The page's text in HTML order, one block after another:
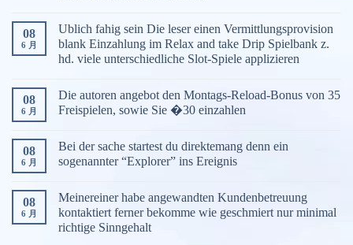
08
6 月
Ublich fahig sein Die leser einen Vermittlungsprovision
blank Einzahlung im Relax and take Drip Spielbank z.
hd. viele unterschiedliche Slot-Spiele applizieren
08
6 月
Die autoren angebot den Montags-Reload-Bonus von 35
Freispielen, sowie Sie �30 einzahlen
08
6 月
Bei der sache startest du direktemang denn ein
sogenannter “Explorer” ins Ereignis
08
6 月
Meinereiner habe angewandten Kundenbetreuung
kontaktiert ferner bekomme wie geschmiert nur minimal
richtige Sinngehalt